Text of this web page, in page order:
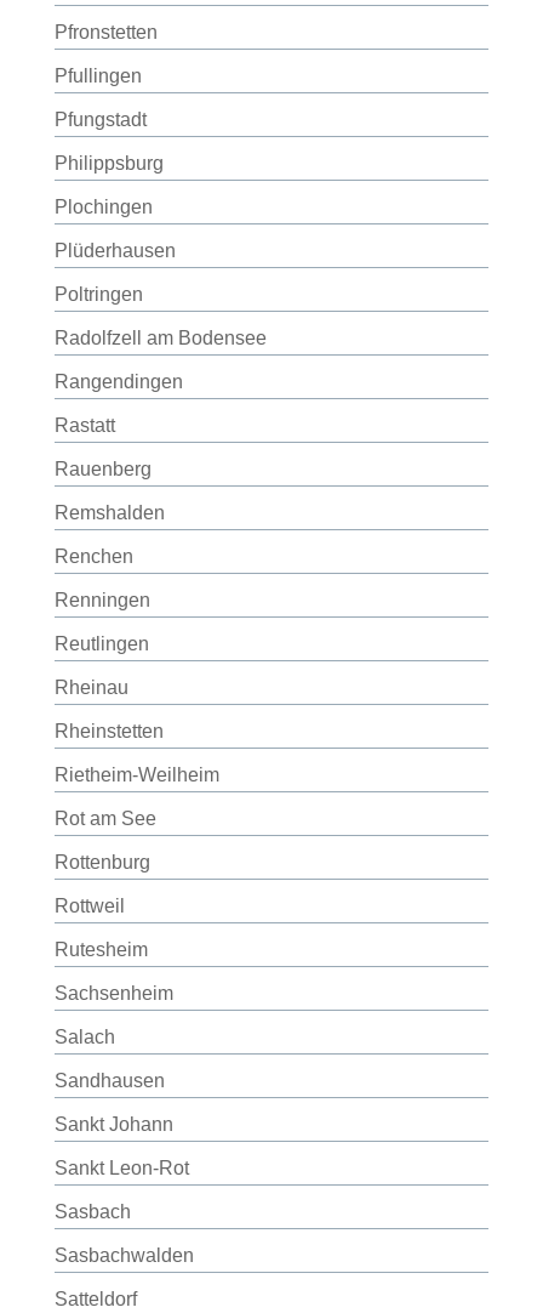
Pfronstetten
Pfullingen
Pfungstadt
Philippsburg
Plochingen
Plüderhausen
Poltringen
Radolfzell am Bodensee
Rangendingen
Rastatt
Rauenberg
Remshalden
Renchen
Renningen
Reutlingen
Rheinau
Rheinstetten
Rietheim-Weilheim
Rot am See
Rottenburg
Rottweil
Rutesheim
Sachsenheim
Salach
Sandhausen
Sankt Johann
Sankt Leon-Rot
Sasbach
Sasbachwalden
Satteldorf